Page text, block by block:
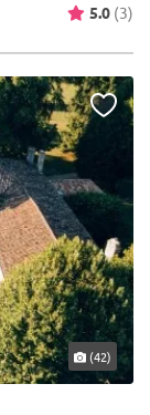
5.0 (3)
(42)